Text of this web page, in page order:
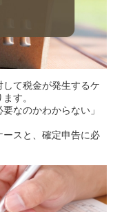
て税金が発生するケ
す。
なのかわからない」
スと、確定申告に必